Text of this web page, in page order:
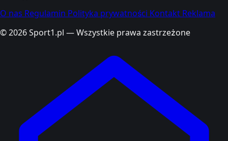
O nas Regulamin Polityka prywatności Kontakt Reklama
© 2026 Sport1.pl — Wszystkie prawa zastrzeżone